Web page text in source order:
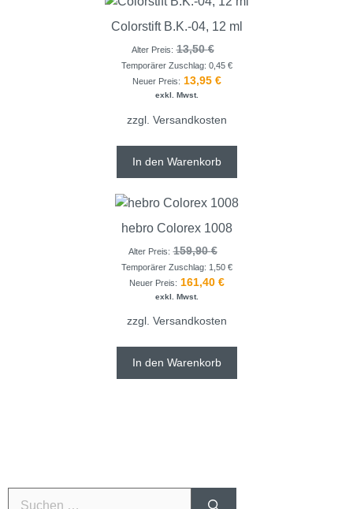
Colorstift B.K.-04, 12 ml
Alter Preis: 13,50€
Temporärer Zuschlag: 0,45 €
Neuer Preis: 13,95 €
exkl. Mwst.
zzgl. Versandkosten
In den Warenkorb
hebro Colorex 1008
Alter Preis: 159,90€
Temporärer Zuschlag: 1,50 €
Neuer Preis: 161,40 €
exkl. Mwst.
zzgl. Versandkosten
In den Warenkorb